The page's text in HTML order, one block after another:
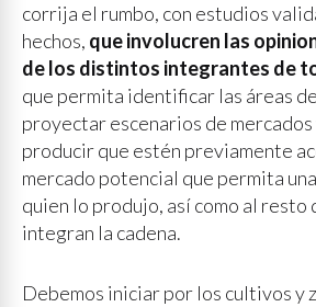
corrija el rumbo, con estudios
hechos, que involucren las
de los distintos integrantes de
que permita identificar las áreas
proyectar escenarios de
producir que estén previamente
mercado potencial que permita
quien lo produjo, así como al resto
integran la cadena.
Debemos iniciar por los cultivos y